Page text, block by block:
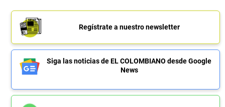
Regístrate a nuestro newsletter
Siga las noticias de EL COLOMBIANO desde Google
News